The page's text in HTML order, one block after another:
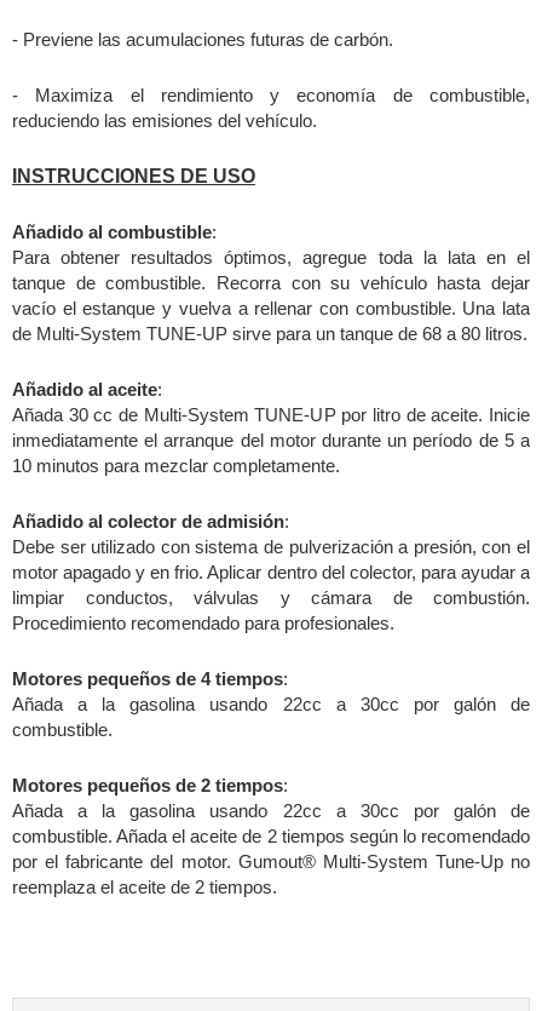
- Previene las acumulaciones futuras de carbón.
- Maximiza el rendimiento y economía de combustible,
reduciendo las emisiones del vehículo.
INSTRUCCIONES DE USO
Añadido al combustible:
Para obtener resultados óptimos, agregue toda la lata en el
tanque de combustible. Recorra con su vehículo hasta dejar
vacío el estanque y vuelva a rellenar con combustible. Una lata
de Multi-System TUNE-UP sirve para un tanque de 68 a 80 litros.
Añadido al aceite:
Añada 30 cc de Multi-System TUNE-UP por litro de aceite. Inicie
inmediatamente el arranque del motor durante un período de 5 a
10 minutos para mezclar completamente.
Añadido al colector de admisión:
Debe ser utilizado con sistema de pulverización a presión, con el
motor apagado y en frio. Aplicar dentro del colector, para ayudar a
limpiar conductos, válvulas y cámara de combustión.
Procedimiento recomendado para profesionales.
Motores pequeños de 4 tiempos:
Añada a la gasolina usando 22cc a 30cc por galón de
combustible.
Motores pequeños de 2 tiempos:
Añada a la gasolina usando 22cc a 30cc por galón de
combustible. Añada el aceite de 2 tiempos según lo recomendado
por el fabricante del motor. Gumout® Multi-System Tune-Up no
reemplaza el aceite de 2 tiempos.